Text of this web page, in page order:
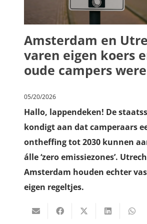
Amsterdam en
varen eigen koers
oude campers
05/20/2026
Hallo, lappendeken! De
kondigt aan dat camperaars
ontheffing tot 2030 kunnen
álle ‘zero emissiezones’.
Amsterdam houden echter
eigen regeltjes.